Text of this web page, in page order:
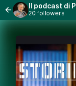
20 followers